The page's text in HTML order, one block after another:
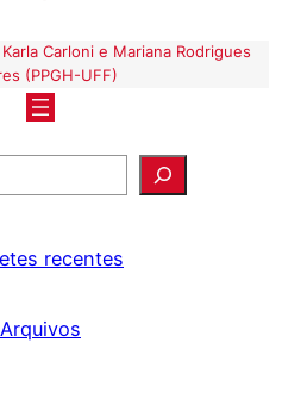
Carloni e Mariana Rodrigues
(PPGH-UFF)
recentes
Arquivos